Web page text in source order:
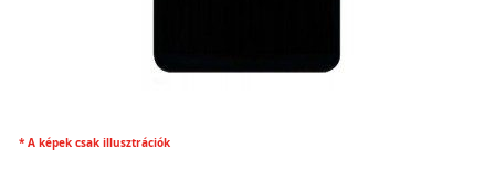
* A képek csak illusztrációk